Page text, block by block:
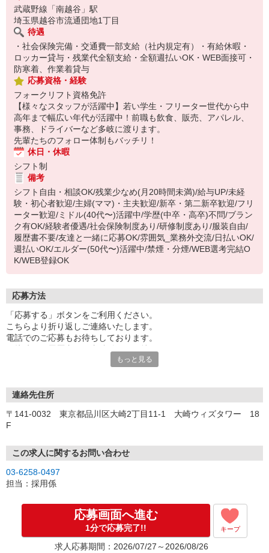
武蔵野線「南越谷」駅
埼玉県越谷市流通団地1丁目
待遇
・社会保険完備・交通費一部支給（社内規定有）・有給休暇・
ロッカー貸与・残業代全額支給・全額週払いOK・WEB面接可・
防寒着、作業着貸与
応募資格・経験
フォークリフト資格免許
【様々なスタッフが活躍中】若い学生・フリーター世代から中
高年まで幅広い年代が活躍中！前職も飲食、販売、アパレル、
事務、ドライバーなど多岐に渡ります。
先輩たちのフォロー体制もバッチリ！
休日・休暇
シフト制
備考
シフト自由・相談OK/残業少なめ(月20時間未満)/給与UP/未経
験・初心者歓迎/主婦(ママ)・主夫歓迎/新卒・第二新卒歓迎/フリ
ーター歓迎/ミドル(40代〜)活躍中/学歴(中卒・高卒)不問/ブラン
ク有OK/経験者優遇/社会保険制度あり/研修制度あり/服装自由/
履歴書不要/友達と一緒に応募OK/雰囲気_業務外交流/日払いOK/
週払いOK/エルダー(50代〜)活躍中/禁煙・分煙/WEB選考完結O
K/WEB登録OK
応募方法
「応募する」ボタンをご利用ください。
こちらより折り返しご連絡いたします。
電話でのご応募もお待ちしております。
もっと見る
連絡先住所
〒141-0032 東京都品川区大崎2丁目11-1 大崎ウィズタワー 18
F
この求人に関するお問い合わせ
03-6258-0497
担当：採用係
応募画面へ進む
1分で応募完了!! キープ
求人応募期間：2026/07/27～2026/08/26